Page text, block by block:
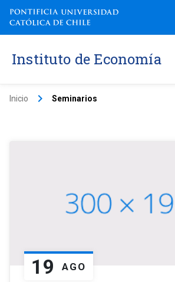
Instituto de Economía
Inicio keyboard_arrow_right Seminarios
19 AGO